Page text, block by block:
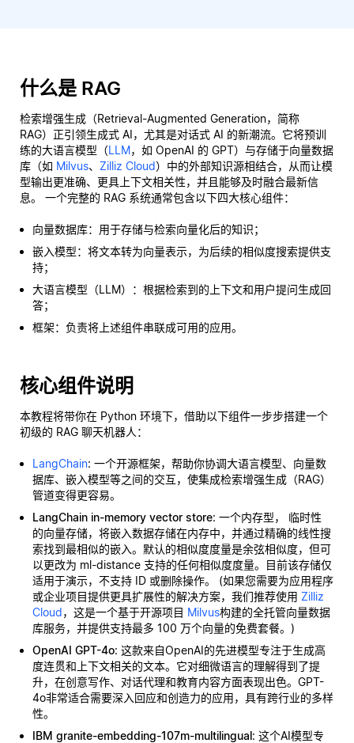
什么是 RAG
检索增强生成（Retrieval-Augmented Generation，简称
RAG）正引领生成式 AI，尤其是对话式 AI 的新潮流。它将预训
练的大语言模型（LLM，如 OpenAI 的 GPT）与存储于向量数据
库（如 Milvus、 Zilliz Cloud）中的外部知识源相结合，从而让模
型输出更准确、更具上下文相关性，并且能够及时融合最新信
息。 一个完整的 RAG 系统通常包含以下四大核心组件：
向量数据库：用于存储与检索向量化后的知识；
嵌入模型：将文本转为向量表示，为后续的相似度搜索提供支
持；
大语言模型（LLM）：根据检索到的上下文和用户提问生成回
答；
框架：负责将上述组件串联成可用的应用。
核心组件说明
本教程将带你在 Python 环境下，借助以下组件一步步搭建一个
初级的 RAG 聊天机器人：
LangChain: 一个开源框架，帮助你协调大语言模型、向量数
据库、嵌入模型等之间的交互，使集成检索增强生成（RAG）
管道变得更容易。
LangChain in-memory vector store: 一个内存型， 临时性
的向量存储，将嵌入数据存储在内存中，并通过精确的线性搜
索找到最相似的嵌入。默认的相似度度量是余弦相似度，但可
以更改为 ml-distance 支持的任何相似度度量。目前该存储仅
适用于演示，不支持 ID 或删除操作。 (如果您需要为应用程序
或企业项目提供更具扩展性的解决方案，我们推荐使用 Zilliz
Cloud，这是一个基于开源项目 Milvus构建的全托管向量数据
库服务，并提供支持最多 100 万个向量的免费套餐。)
OpenAI GPT-4o: 这款来自OpenAI的先进模型专注于生成高
度连贯和上下文相关的文本。它对细微语言的理解得到了提
升，在创意写作、对话代理和教育内容方面表现出色。GPT-
4o非常适合需要深入回应和创造力的应用，具有跨行业的多样
性。
IBM granite-embedding-107m-multilingual: 这个AI模型专